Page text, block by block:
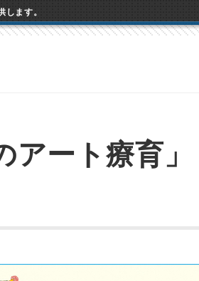
ます。
ート療育」